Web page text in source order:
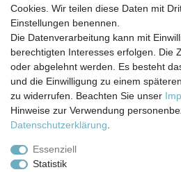
Impressum
Barrierefreiheitserklärung
Cookies. Wir teilen diese Daten mit
Einstellungen benennen.
Die Datenverarbeitung kann mit
berechtigten Interesses erfolgen. Die
oder abgelehnt werden. Es besteht
und die Einwilligung zu einem
zu widerrufen. Beachten Sie unser
Hinweise zur Verwendung
Daten­schutz­erklärung
Essenziell
Statistik